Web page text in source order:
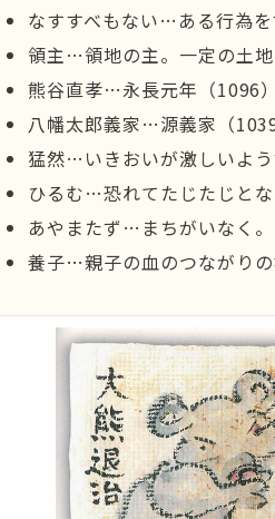
なすすべもない…ある行為を
領主…領地の主。一定の土地
熊谷直孝…永長元年（1096
八幡太郎義家…源義家（
猛然…いきおいが激しいよう
ひるむ…恐れてたじたじとな
あやまたず…まちがいなく。
養子…親子の血のつながりの